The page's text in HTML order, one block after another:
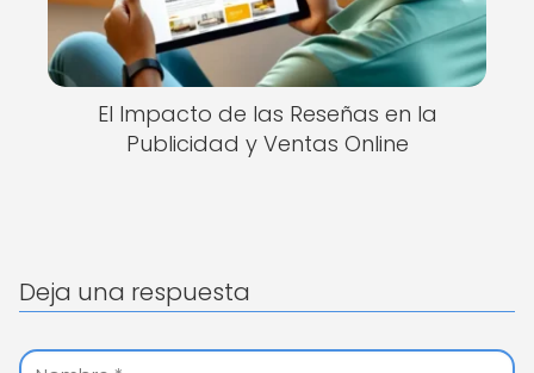
El Impacto de las Reseñas en la
Publicidad y Ventas Online
Deja una respuesta